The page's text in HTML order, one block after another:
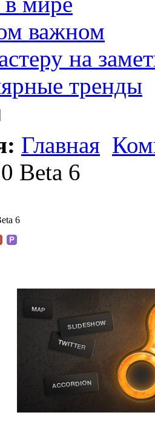
важном
на
тренды
Главная
Beta 6
6